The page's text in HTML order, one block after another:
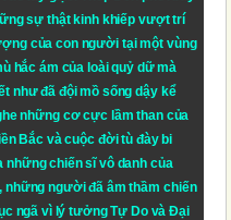
sự thật kinh khiếp vượt trí
của con người tại một vùng
hắc ám của loài quỷ dữ mà
như đã đội mồ sống dậy kể
những cơ cực lầm than của
Bắc và cuộc đời tù đày bi
những chiến sĩ vô danh của
những người đã âm thầm chiến
ngã vì lý tưởngTự DovàĐại